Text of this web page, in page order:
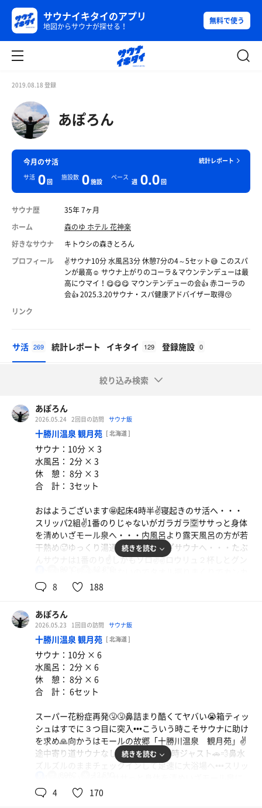
サウナイキタイのアプリ
地図からサウナが探せる！
無料で使う
2019.08.18 登録
あぽろん
統計レポート
今月のサ活
サ活 0回
施設数 0施設
ペース
週 0.0回
サウナ歴
35年 7ヶ月
ホーム
森のゆ ホテル 花神楽
好きなサウナ
キトウシの森きとろん
プロフィール
✌️サウナ10分 水風呂3分 休憩7分の4～5セット😅 このスパ
ンが最高☺️ サウナ上がりのコーラ＆マウンテンデューは最
高にウマイ！😋😋😋 マウンテンデューの会👍 赤コーラの
会👍 2025.3.20サウナ・スパ健康アドバイザー取得😚
リンク
サ活 269 統計レポート イキタイ 129 登録施設 0
絞り込み検索
あぽろん
2026.05.24 2回目の訪問 サウナ飯
十勝川温泉 観月苑 [ 北海道 ]
サウナ：10分 × 3
水風呂： 2分 × 3
休 憩： 8分 × 3
合 計： 3セット
おはようございます🤩起床4時半✌️寝起きのサ活へ・・・
スリッパ2組✌️1番のりじゃないがガラガラ🈳ササっと身体
を清めいざモール泉へ・・・内風呂より露天風呂の方が若
干熱め🥵ゆっくり湯通ししてからいざサウナへ・・・たぶ
んサウナは1番のり☝️しかもソロ✌️✌️ロウリュ２杯しとグン
ンサウナの出来上がりぃー✌️✌️✌️10分むされて汗満開です
にはちょうど良い🙆からの外気浴はデッキが最高に気持ち
いい👍👍👍ベッドに横たわるも良し👍ベンチで休むも良し
👍👍チェアで休むも良し👍👍👍完璧👌朝から3セット繰返
し朝サウナ終了☑️☑️昨日より鼻詰まりはウソのように解消
✌️味覚も戻って来た感じ✌️✌️✌️やっぱモールサウナは万病に
効くわ🤩🤩🤩朝サウナ後の外でのマウ活最高🤭体調万全で
朝メシへ・・・隅から隅まで美味しく頂きました。どれも
美味かったぁ〜😋😋
追記：やっぱ鼻詰まりにはサウナがいい🤩是非花粉症にお
悩みの方はサウナへ行こう‼️
昨日の味覚不能状態の夕食バイキングだけが悔やまれます
続きを読む
8 188
あぽろん
2026.05.23 1回目の訪問 サウナ飯
十勝川温泉 観月苑 [ 北海道 ]
サウナ：10分 × 6
水風呂： 2分 × 6
休 憩： 8分 × 6
合 計： 6セット
スーパー花粉症再発🤧🤧鼻詰まり酷くてヤバい😭箱ティッ
シュはすでに３つ目に突入•••こういう時こそサウナに助け
を求め🙏向かうはモールの故郷「十勝川温泉 観月苑」✌️
途中寄り道サウナなしで直行‼️到着15時ジャスト🚗💨鼻水
ズルズルのままチェックインして足速に大浴場へ•••スリッ
ダイブ🤩しっかり湯通ししてからいざサウナへ・・・先客
続きを読む
4 170